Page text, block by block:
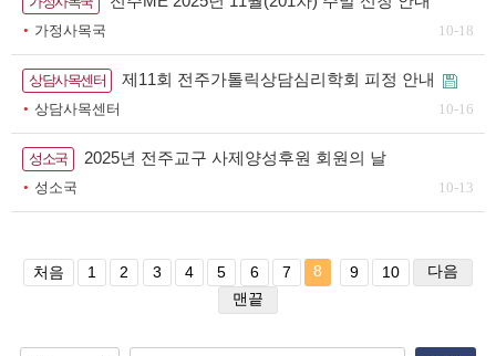
가정사목국 10-18
상담사목센터 제11회 전주가톨릭상담심리학회 피정 안내
상담사목센터 10-16
성소국 2025년 전주교구 사제양성후원 회원의 날
성소국 10-13
처음 1 2 3 4 5 6 7 8 9 10
다음
맨끝